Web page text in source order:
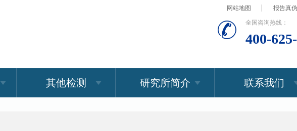
网站地图 报告真
全国咨询热线：
400-
其他检测 研究所简介 联系我们